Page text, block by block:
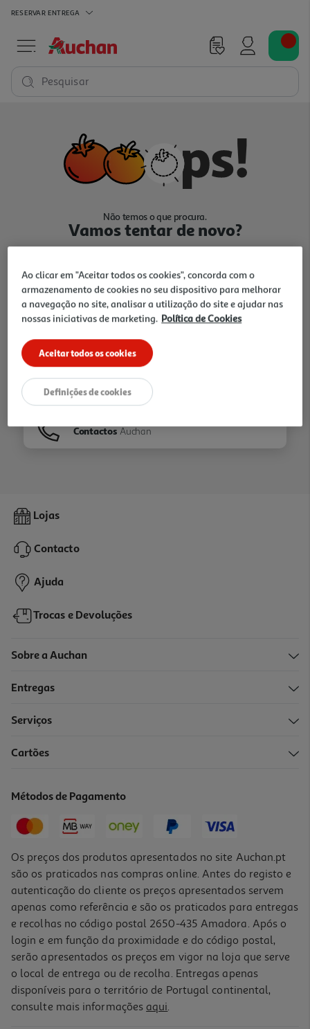
RESERVAR ENTREGA
Pesquisar
Não temos o que procura.
Vamos tentar de novo?
Ir para Homepage
Folhetos
Contactos Auchan
Lojas
Contacto
Ajuda
Trocas e Devoluções
Sobre a Auchan
Entregas
Serviços
Cartões
Métodos de Pagamento
Os preços dos produtos apresentados no site Auchan.pt
são os praticados nas compras online. Antes do registo e
autenticação do cliente os preços apresentados servem
apenas como referência e são os praticados para entregas
e recolhas no código postal 2650-435 Amadora. Após o
login e em função da proximidade e do código postal,
serão apresentados os preços em vigor na loja que serve
o local de entrega ou de recolha. Entregas apenas
disponíveis para o território de Portugal continental,
consulte mais informações aqui.
Ao clicar em "Aceitar todos os cookies", concorda com o
armazenamento de cookies no seu dispositivo para melhorar
a navegação no site, analisar a utilização do site e ajudar nas
nossas iniciativas de marketing. Política de Cookies
Aceitar todos os cookies
Definições de cookies